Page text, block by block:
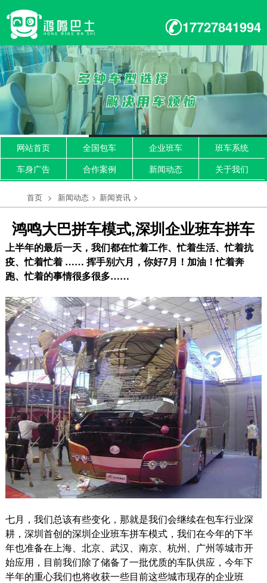
17727841994
网站首页 全国包车 企业班车
班车系统
车身广告
合作案例 新闻动态 关于我们
首页 > 新闻动态 > 新闻资讯 >
鸿鸣大巴拼车模式,深圳企业班车拼车
上半年的最后一天，我们都在忙着工作、忙着生活、忙着抗
疫、忙着忙着 …… 挥手别六月，你好7月！加油！忙着奔
跑、忙着的事情很多很多……
七月，我们总该有些变化，那就是我们会继续在包车行业深
耕，深圳首创的深圳企业班车拼车模式，我们在今年的下半
年也准备在上海、北京、武汉、南京、杭州、广州等城市开
始应用，目前我们除了储备了一批优质的车队供应，今年下
半年的重心我们也将收获一些目前这些城市现存的企业班